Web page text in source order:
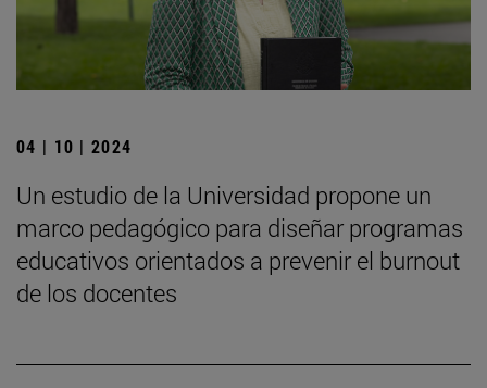
04 | 10 | 2024
Un estudio de la Universidad propone un
marco pedagógico para diseñar programas
educativos orientados a prevenir el burnout
de los docentes